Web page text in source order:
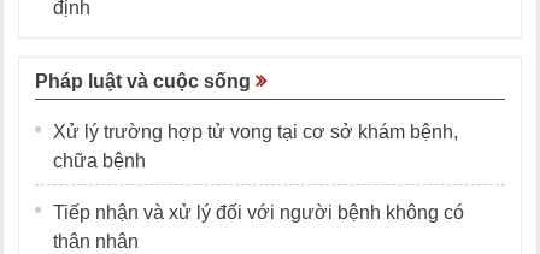
định
Pháp luật và cuộc sống
Xử lý trường hợp tử vong tại cơ sở khám bệnh,
chữa bệnh
Tiếp nhận và xử lý đối với người bệnh không có
thân nhân